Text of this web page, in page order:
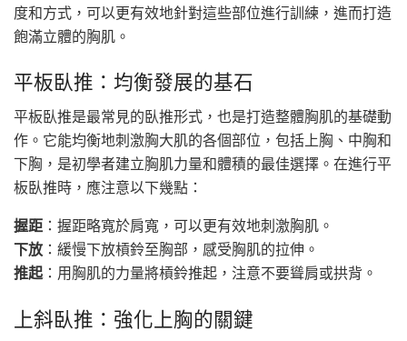
度和方式，可以更有效地針對這些部位進行訓練，進而打造
飽滿立體的胸肌。
平板臥推：均衡發展的基石
平板臥推是最常見的臥推形式，也是打造整體胸肌的基礎動
作。它能均衡地刺激胸大肌的各個部位，包括上胸、中胸和
下胸，是初學者建立胸肌力量和體積的最佳選擇。在進行平
板臥推時，應注意以下幾點：
握距 ：握距略寬於肩寬，可以更有效地刺激胸肌。
下放 ：緩慢下放槓鈴至胸部，感受胸肌的拉伸。
推起：用胸肌的力量將槓鈴推起，注意不要聳肩或拱背。
上斜臥推：強化上胸的關鍵